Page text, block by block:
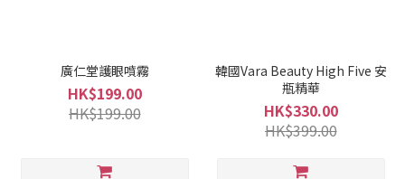
廣仁堂護眼噴霧
HK$199.00
HK$199.00
韓國Vara Beauty High Five 安
瓶精華
HK$330.00
HK$399.00